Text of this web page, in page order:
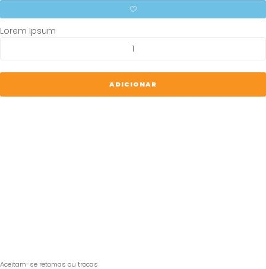
Lorem Ipsum
Cabo
carregamento
ADICIONAR
Aceitam-se retomas ou trocas